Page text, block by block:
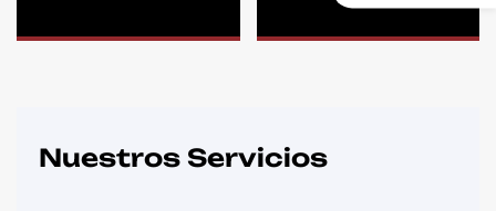
Nuestros Servicios